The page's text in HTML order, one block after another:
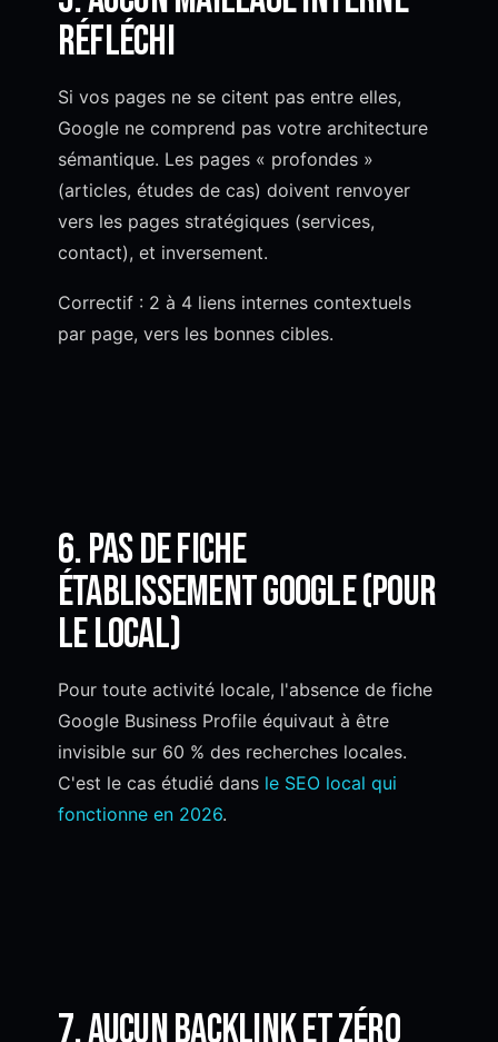
réfléchi
Si vos pages ne se citent pas entre elles,
Google ne comprend pas votre architecture
sémantique. Les pages « profondes »
(articles, études de cas) doivent renvoyer
vers les pages stratégiques (services,
contact), et inversement.
Correctif : 2 à 4 liens internes contextuels
par page, vers les bonnes cibles.
6. Pas de fiche
établissement Google (pour
le local)
Pour toute activité locale, l'absence de fiche
Google Business Profile équivaut à être
invisible sur 60 % des recherches locales.
C'est le cas étudié dans le SEO local qui
fonctionne en 2026.
7. Aucun backlink et zéro